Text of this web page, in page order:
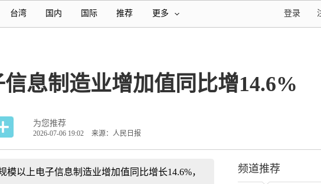
台湾 国内 国际 推荐 更多 登录
息制造业增加值同比增14.6%
为您推荐
2026-07-06 19:02 来源：人民日报
以上电子信息制造业增加值同比增长14.6%，
频道推荐